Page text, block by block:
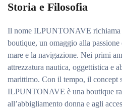
Storia e Filosofia
Il nome ILPUNTONAVE richiama
boutique, un omaggio alla
mare e la navigazione. Nei primi
attrezzatura nautica, oggettistica e
marittimo. Con il tempo, il concept
ILPUNTONAVE è una boutique
all’abbigliamento donna e agli